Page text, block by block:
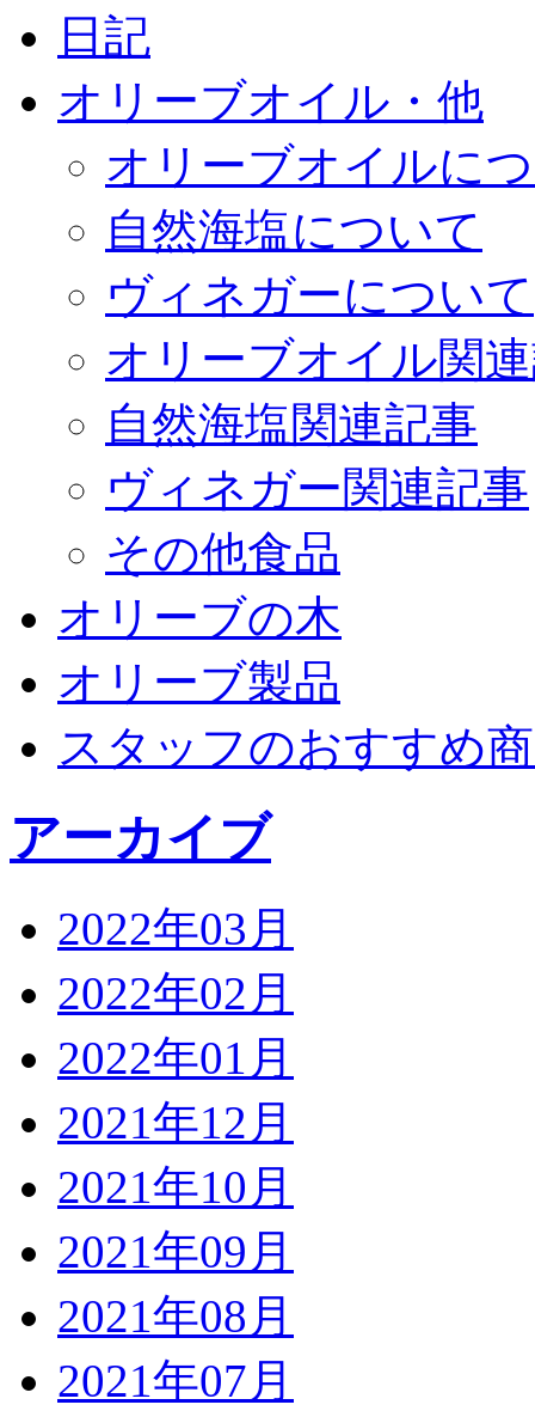
日記
オリーブオイル・他
オリーブオイルに
自然海塩について
ヴィネガーについて
オリーブオイル関
自然海塩関連記事
ヴィネガー関連記事
その他食品
オリーブの木
オリーブ製品
スタッフのおすすめ
アーカイブ
2022年03月
2022年02月
2022年01月
2021年12月
2021年10月
2021年09月
2021年08月
2021年07月